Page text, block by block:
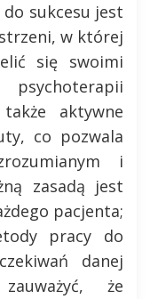
sukcesu jest
w której
się swoimi
aktywne
co pozwala
i
zasadą jest
pacjenta;
pracy do
danej
że